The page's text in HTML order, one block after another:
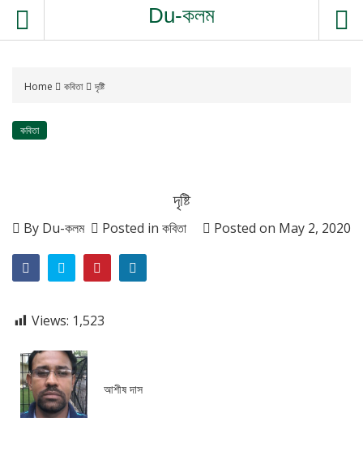
Du-কলম
Home কবিতা দৃষ্টি
কবিতা
দৃষ্টি
By Du-কলম Posted in কবিতা Posted on May 2, 2020
Views: 1,523
আশীষ দাস